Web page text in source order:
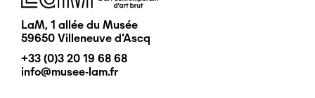
LaM, 1 allée du Musée
59650 Villeneuve d'Ascq
+33 (0)3 20 19 68 68
info@musee-lam.fr